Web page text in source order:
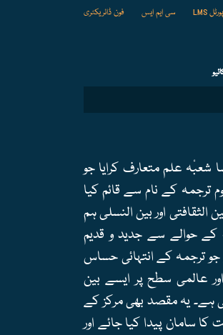
پورٹل LMS سی ایم ایس فون ڈائریکٹری
ہے کہ اس نے فروری 2012 میں ایک ایسا شعبٔہ علم متعارف کرایا جو
ترجمہ کے نام سے قائم کیا
اور بین النسلی ہم
حوالے سے جدید و قدیم
ترجمہ کے انتہائی حساس
عالمی سطح پر ایسے بین
ہے۔ یہ مقصد بھی مرکز کے
سامان پیدا کیا جائے اور